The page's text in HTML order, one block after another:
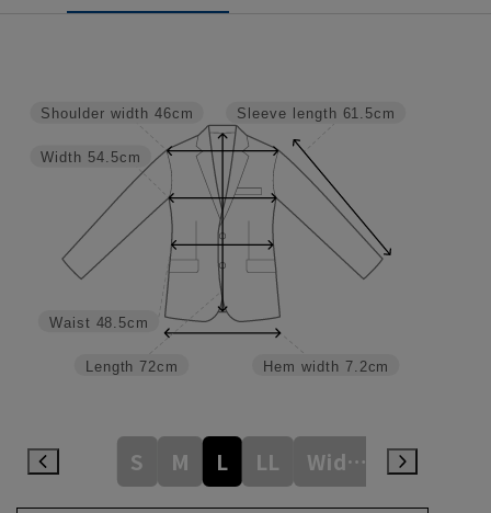
Hem width 7.2cm
Sleeve length 61.5cm
Length 72cm
Waist 48.5cm
Width 54.5cm
Shoulder width 46cm
S M L LL WideLL